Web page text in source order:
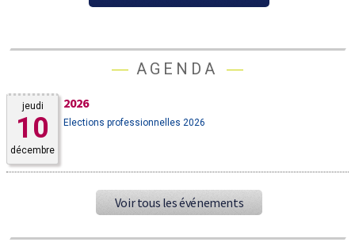
AGENDA
jeudi
10
décembre
2026
Elections professionnelles 2026
Voir tous les événements